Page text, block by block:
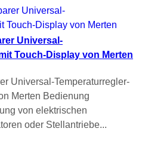
Universal-
Touch-Display von Merten
Universal-Temperaturregler-
Merten Bedienung
von elektrischen
oder Stellantriebe...